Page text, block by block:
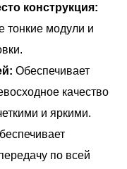
конструкция:
тонкие модули и
Обеспечивает
качество
и яркими.
по всей